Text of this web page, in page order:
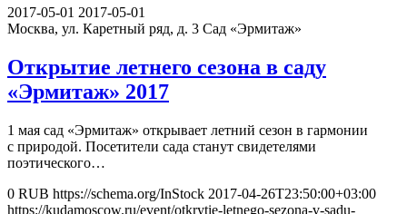
2017-05-01 2017-05-01
Москва, ул. Каретный ряд, д. 3 Сад «Эрмитаж»
Открытие летнего сезона в саду
«Эрмитаж» 2017
1 мая сад «Эрмитаж» открывает летний сезон в гармонии
с природой. Посетители сада станут свидетелями
поэтического…
0 RUB https://schema.org/InStock 2017-04-26T23:50:00+03:00
https://kudamoscow.ru/event/otkrytie-letnego-sezona-v-sadu-